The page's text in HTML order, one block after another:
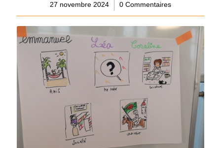
27 novembre 2024
/ 0 Commentaires